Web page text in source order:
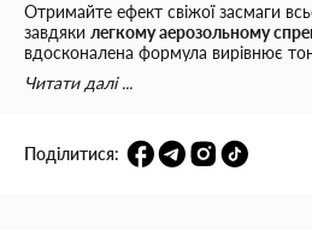
Отримайте ефект свіжої засмаги
завдяки легкому аерозольному
вдосконалена формула вирівнює
згладжує текстуру та миттєво надає
природного сяйва.
Це ідеальний варіант для тих
терміново додати образу тепла,
Читати далі ...
Поділитися: